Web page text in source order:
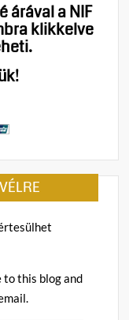
árával a NIF
klikkelve
to this blog and